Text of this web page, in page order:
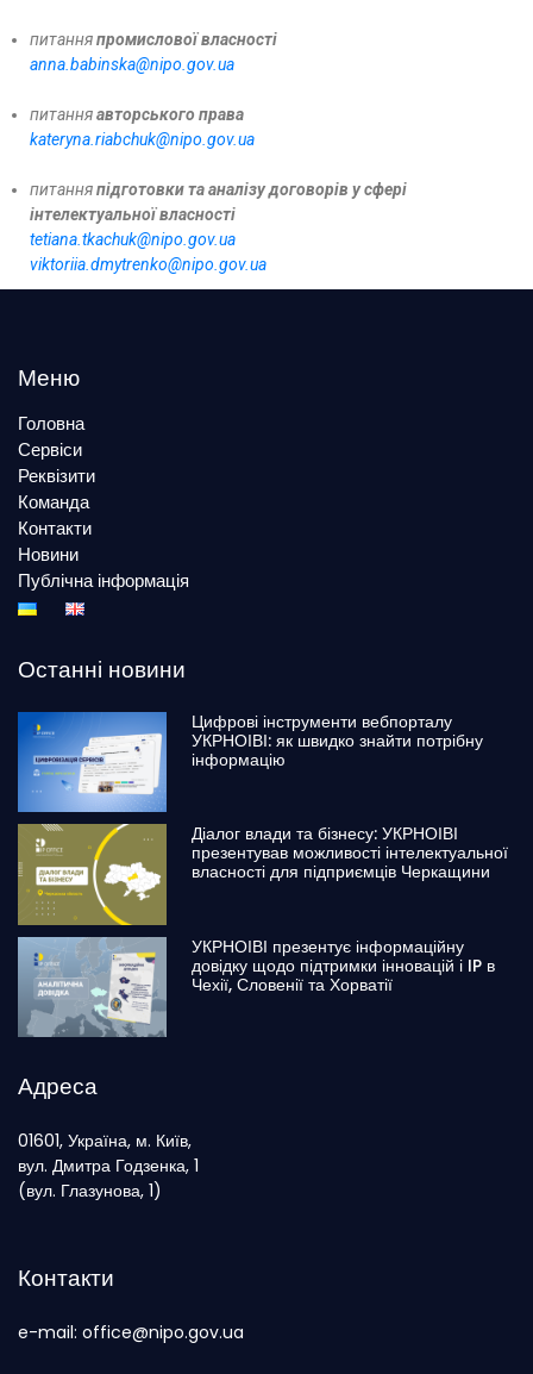
питанняпромислової власності
anna.babinska@nipo.gov.ua
питанняавторського права
kateryna.riabchuk@nipo.gov.ua
питанняпідготовки та аналізу договорів у сфері
інтелектуальної власності
tetiana.tkachuk@nipo.gov.ua
viktoriia.dmytrenko@nipo.gov.ua
Меню
Головна
Сервіси
Реквізити
Команда
Контакти
Новини
Публічна інформація
Останні новини
Цифрові інструменти вебпорталу
УКРНОІВІ: як швидко знайти потрібну
інформацію
Діалог влади та бізнесу: УКРНОІВІ
презентував можливості інтелектуальної
власності для підприємців Черкащини
УКРНОІВІ презентує інформаційну
довідку щодо підтримки інновацій і IP в
Чехії, Словенії та Хорватії
Адреса
01601, Україна, м. Київ,
вул. Дмитра Годзенка, 1
(вул. Глазунова, 1)
Контакти
e-mail: office@nipo.gov.ua